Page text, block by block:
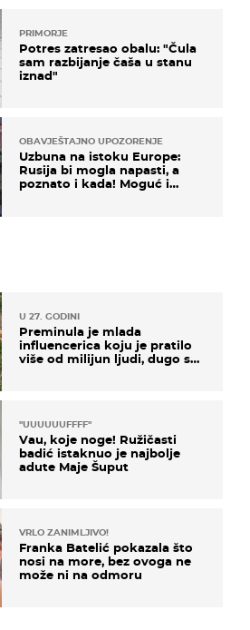
PRIMORJE
Potres zatresao obalu: "Čula
sam razbijanje čaša u stanu
iznad"
OBAVJEŠTAJNO UPOZORENJE
Uzbuna na istoku Europe:
Rusija bi mogla napasti, a
poznato i kada! Moguć i
U 27. GODINI
Preminula je mlada
influencerica koju je pratilo
više od milijun ljudi, dugo se
"UUUUUUFFFF"
Vau, koje noge! Ružičasti
badić istaknuo je najbolje
adute Maje Šuput
VRLO ZANIMLJIVO!
Franka Batelić pokazala što
nosi na more, bez ovoga ne
može ni na odmoru